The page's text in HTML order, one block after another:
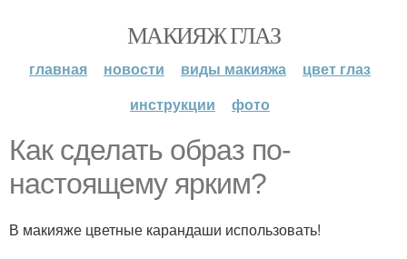
МАКИЯЖ ГЛАЗ
главная новости виды макияжа
цвет глаз
инструкции
фото
Как сделать образ по-
настоящему ярким?
В макияже цветные карандаши использовать!